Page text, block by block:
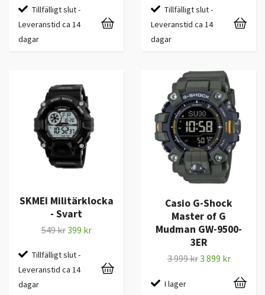
Tillfälligt slut -
Leveranstid ca 14
dagar
Tillfälligt slut -
Leveranstid ca 14
dagar
SKMEI Militärklocka
- Svart
549 kr399 kr
Tillfälligt slut -
Leveranstid ca 14
dagar
Casio G-Shock
Master of G
Mudman GW-9500-
3ER
3 999 kr3 899 kr
I lager